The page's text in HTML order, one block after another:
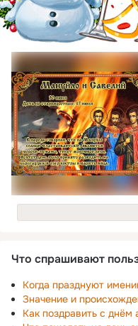
Что спрашивают
Когда празднуют
Значение и
Как поздравить с днём